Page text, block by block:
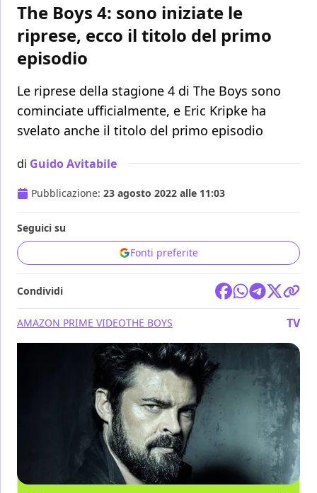
The Boys 4: sono iniziate le
riprese, ecco il titolo del primo
episodio
Le riprese della stagione 4 di The Boys sono
cominciate ufficialmente, e Eric Kripke ha
svelato anche il titolo del primo episodio
di Guido Avitabile
Pubblicazione: 23 agosto 2022 alle 11:03
Seguici su
Fonti preferite
Condividi
AMAZON PRIME VIDEOTHE BOYS TV